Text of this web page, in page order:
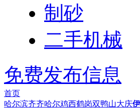
制砂
二手机械
免费发布信息
首页
哈尔滨齐齐哈尔鸡西鹤岗双鸭山大庆